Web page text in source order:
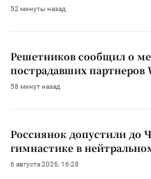
52 минуты назад
Решетников сообщил о
пострадавших партнеров
58 минут назад
Россиянок допустили до
гимнастике в
6 августа 2026, 16:28